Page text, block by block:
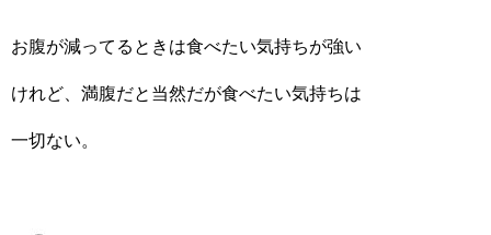
お腹が減ってるときは食べたい気持ちが強い
けれど、満腹だと当然だが食べたい気持ちは
一切ない。